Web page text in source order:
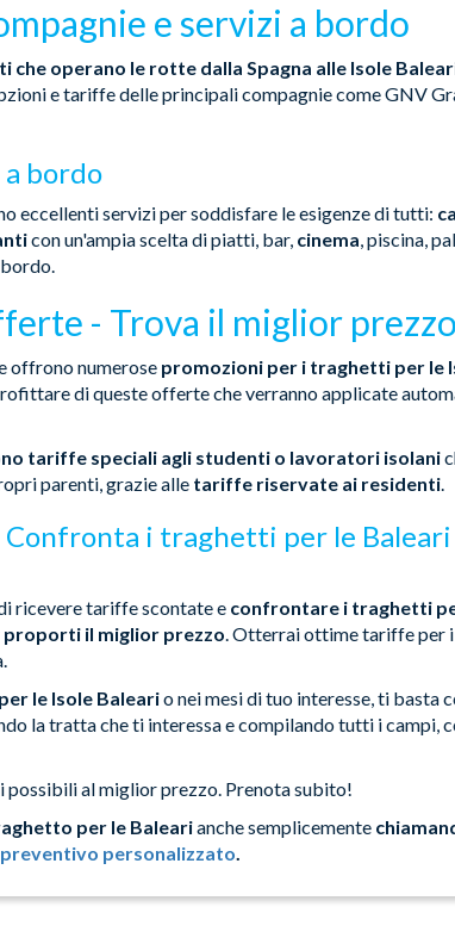
e servizi a bordo
che operano le rotte dalla Spagna alle Isole
e tariffe delle principali compagnie come GNV
bordo
eccellenti servizi per soddisfare le esigenze di tutti:
con un'ampia scelta di piatti, bar, cinema, piscina,
- Trova il miglior
offrono numerose promozioni per i traghetti per le
di queste offerte che verranno applicate
tariffe speciali agli studenti o lavoratori isolani
parenti, grazie alle tariffe riservate ai residenti.
i traghetti per le
ricevere tariffe scontate e confrontare i traghetti
proporti il miglior prezzo. Otterrai ottime tariffe per i
le Isole Baleario nei mesi di tuo interesse, ti basta
la tratta che ti interessa e compilando tutti i campi,
al miglior prezzo. Prenota subito!
per le Balearianche semplicemente
preventivo personalizzato.